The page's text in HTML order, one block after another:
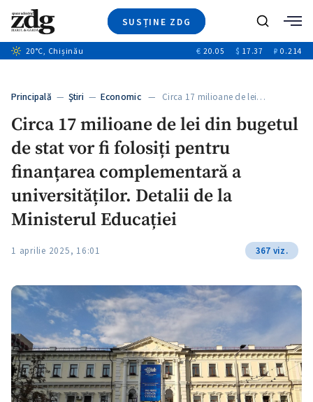
SUSȚINE ZDG
Ştiri
+6
Special
+1
Blog
+2
Caută
20°C, Chișinău € 20.05 $ 17.37 ₽ 0.214
Principală — Ştiri — Economic— Circa 17 milioane de lei…
Circa 17 milioane de lei din bugetul
de stat vor fi folosiți pentru
finanțarea complementară a
universităților. Detalii de la
Ministerul Educației
1 aprilie 2025, 16:01 367 viz.